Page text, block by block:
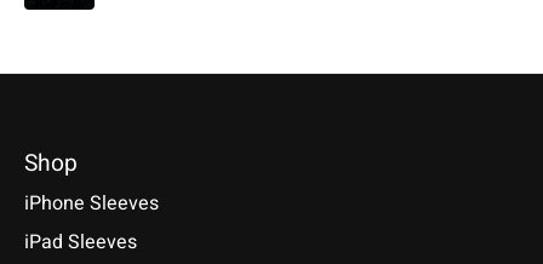
Shop
iPhone Sleeves
iPad Sleeves